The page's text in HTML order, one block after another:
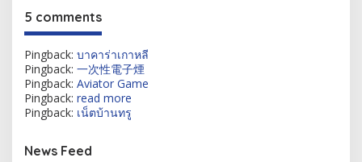
5 comments
Pingback: บาคาร่าเกาหลี
Pingback: 一次性電子煙
Pingback: Aviator Game
Pingback: read more
Pingback: เน็ตบ้านทรู
News Feed